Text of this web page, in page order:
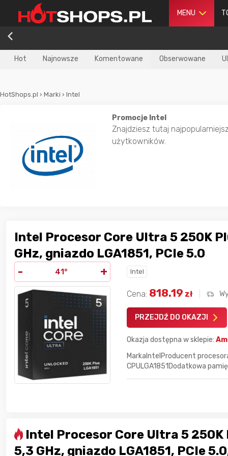
MENU
Hot Najnowsze Komentowane Obserwowane
HotShops.pl › Marki › Intel
Promocje Intel
Znajdziesz tutaj
użytkowników.
Intel Procesor Core Ultra 5 250K
GHz, gniazdo LGA1851, PCIe 5.0
- 41° + Intel
Cena: 818.19 zł
PRZEJDŹ DO OKAZJI
Okazja dostępna w sklepie:
MarkaIntelProducent
CPULGA1851Dodatkowa
Intel Procesor Core Ultra 5 250K
5,3 GHz, gniazdo LGA1851, PCIe
6 godzin temu
7 godzin temu
7 godzin temu Kondigo